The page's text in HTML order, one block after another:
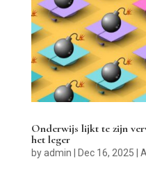
Onderwijs lijkt te zijn
het leger
byadmin | Dec 16, 2025 |